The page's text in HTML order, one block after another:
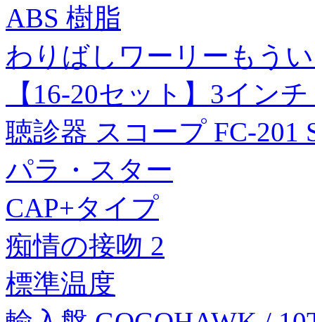
ABS 樹脂
わりばしワーリーもう
【16-20セット】3イン
聴診器 スコープ FC-201
パラ・スター
CAP+タイプ
痴情の接吻 2
標準温度